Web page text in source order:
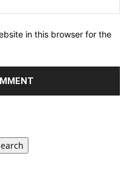
in this browser for the